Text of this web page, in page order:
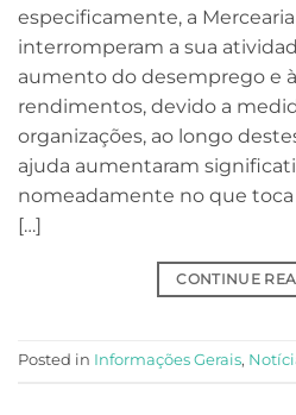
especificamente, a
interromperam a sua
aumento do desemprego e
rendimentos, devido a
organizações, ao longo
ajuda aumentaram
nomeadamente no que toca
[…]
CONTINUE
Posted in Informações Gerais,